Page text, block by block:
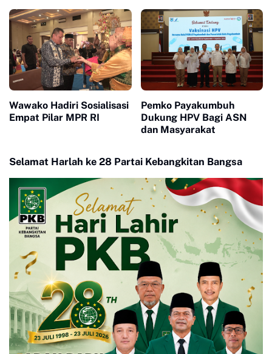
Hankamtibmas
Wawako Hadiri Sosialisasi
Empat Pilar MPR RI
Pemko Payakumbuh
Dukung HPV Bagi ASN
dan Masyarakat
Selamat Harlah ke 28 Partai Kebangkitan Bangsa